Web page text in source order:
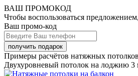
ВАШ ПРОМОКОД
Чтобы воспользоваться
Ваш промо-код
Примеры расчётов натяжных потолков
Двухуровневый потолок на лоджию 3